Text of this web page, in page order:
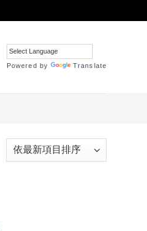
Powered by Translate